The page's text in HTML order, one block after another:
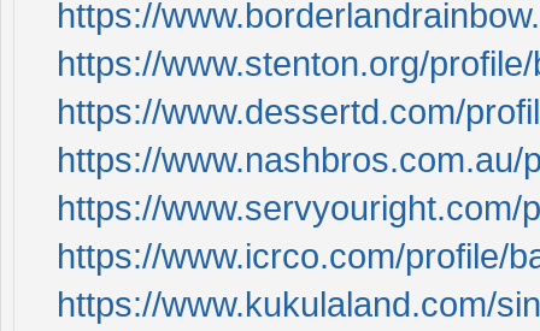
https://
https://www.stenton.org/
https://www.dessertd.com/
https://
https://
https://www.icrco.com/profile/
https://www.kukulaland.com/